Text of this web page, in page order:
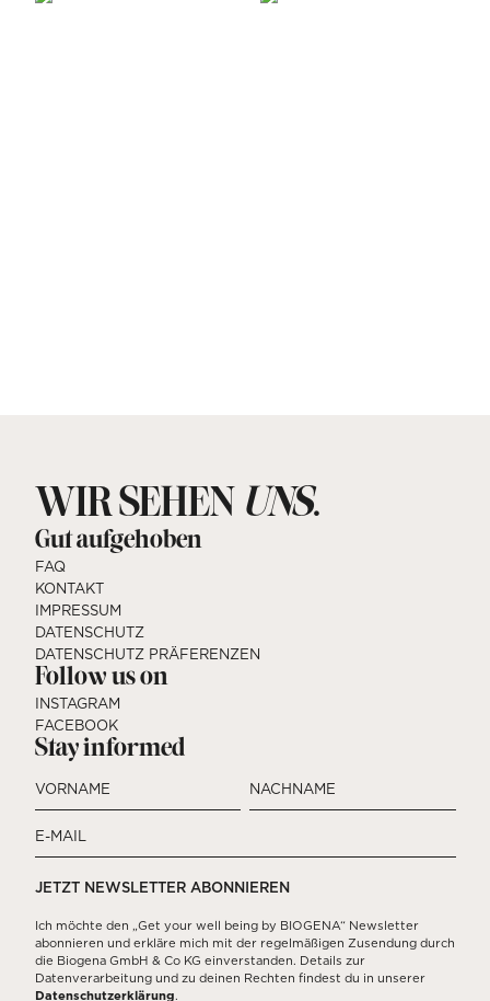
WIR SEHEN UNS.
Gut aufgehoben
FAQ
KONTAKT
IMPRESSUM
DATENSCHUTZ
DATENSCHUTZ PRÄFERENZEN
Follow us on
INSTAGRAM
FACEBOOK
Stay informed
VORNAME NACHNAME
E-MAIL
Ich möchte den „Get your well being by BIOGENA“ Newsletter
abonnieren und erkläre mich mit der regelmäßigen Zusendung durch
die Biogena GmbH & Co KG einverstanden. Details zur
Datenverarbeitung und zu deinen Rechten findest du in unserer
Datenschutzerklärung.